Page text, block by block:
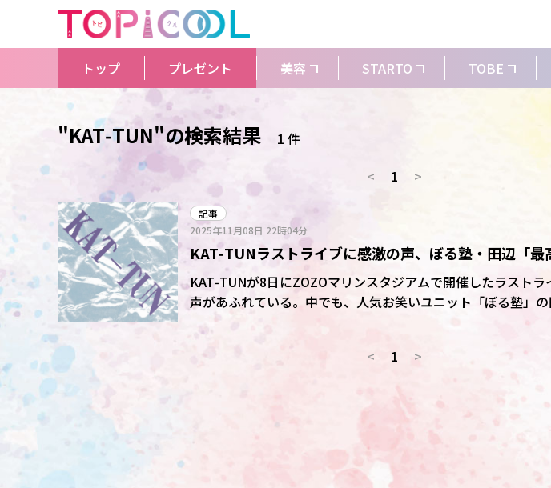
トップ プレゼント 美容 STARTO TOBE
"KAT‑TUN"の検索結果
1 件
<
1 >
記事
2025年11月08日 22時04分
KAT‑TUNラストライブに感激の声、ぼる塾・田辺「最
KAT‑TUNが8日にZOZOマリンスタジアムで開催したラスト
声があふれている。中でも、人気お笑いユニット「ぼる塾」
の心をさらに沸かせた。
<
1 >